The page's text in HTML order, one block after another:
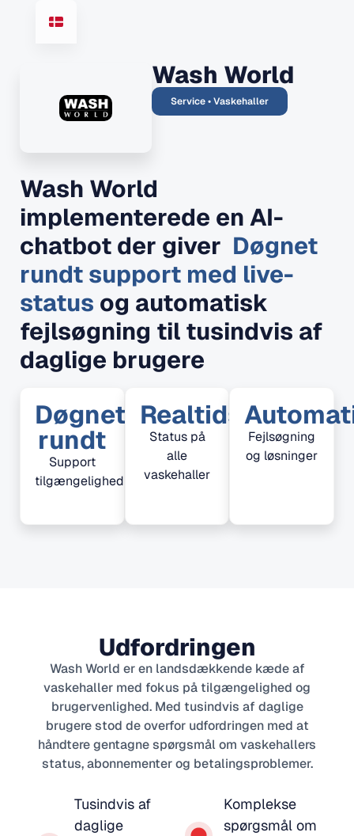
Wash World
Service • Vaskehaller
Wash World
implementerede en AI-
chatbot der giver Døgnet
rundt support med live-
status og automatisk
fejlsøgning til tusindvis af
daglige brugere
Døgnet
rundt
Support
tilgængelighed
Realtids
Status på
alle
vaskehaller
Fejlsøgning
og løsninger
Udfordringen
Wash World er en landsdækkende kæde af
vaskehaller med fokus på tilgængelighed og
brugervenlighed. Med tusindvis af daglige
brugere stod de overfor udfordringen med at
håndtere gentagne spørgsmål om vaskehallers
status, abonnementer og betalingsproblemer.
Tusindvis af
daglige
Komplekse
spørgsmål om